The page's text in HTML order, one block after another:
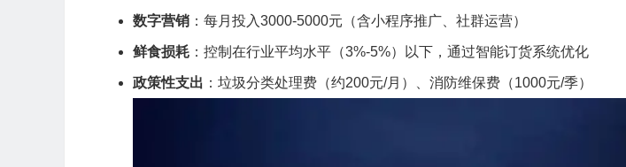
数字营销 ：每月投入3000-5000元（含小程序推广、社群运营）
鲜食损耗 ：控制在行业平均水平（3%-5%）以下，通过智能订货系统优化
政策性支出 ：垃圾分类处理费（约200元/月）、消防维保费（1000元/季）